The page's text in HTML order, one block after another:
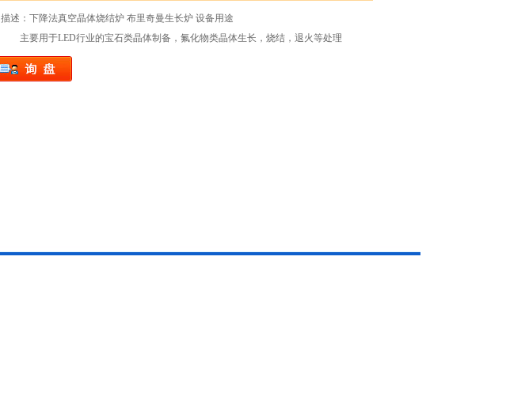
描述：下降法真空晶体烧结炉 布里奇曼生长炉 设备用途
主要用于LED行业的宝石类晶体制备，氟化物类晶体生长，烧结，退火等处理